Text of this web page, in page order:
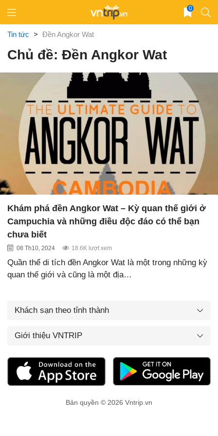
content
0
Tin tức > Đền Angkor Wat
Chủ đề: Đền Angkor Wat
Khám phá đền Angkor Wat – Kỳ quan thế giới ở
Campuchia và những điều độc đáo có thể bạn
chưa biết
08 Th10, 2024 18.6K lượt xem
Quần thể di tích đền Angkor Wat là một trong những kỳ
quan thế giới và cũng là một địa…
Khách sạn theo tỉnh thành
Giới thiệu VNTRIP
Bản quyền © 2026 Vntrip.vn